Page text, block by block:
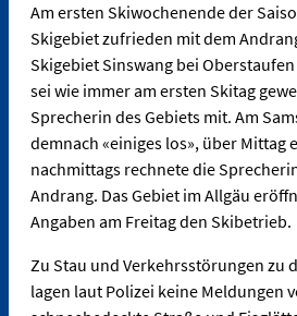
Am ersten Skiwochenende der
Skigebiet zufrieden mit dem
Skigebiet Sinswang bei
sei wie immer am ersten Skitag
Sprecherin des Gebiets mit. Am
demnach «einiges los», über Mittag
nachmittags rechnete die
Andrang. Das Gebiet im Allgäu
Angaben am Freitag den Skibetrieb.
Zu Stau und Verkehrsstörungen zu
lagen laut Polizei keine Meldungen